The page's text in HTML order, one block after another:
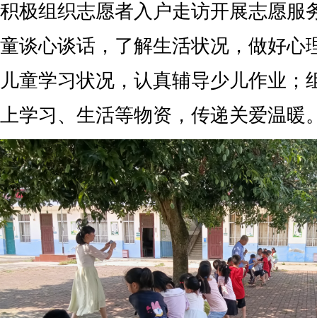
积极组织志愿者入户走访开展志愿服
童谈心谈话，了解生活状况，做好心
儿童学习状况，认真辅导少儿作业；
上学习、生活等物资，传递关爱温暖